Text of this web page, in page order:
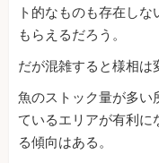
ト的なものも存在し
もらえるだろう。
だが混雑すると様相は
魚のストック量が多い
ているエリアが有利に
る傾向はある。